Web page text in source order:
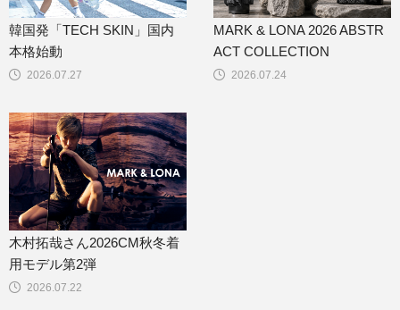
2026.07.27
韓国発「TECH SKIN」国内
本格始動
2026.07.24
MARK & LONA 2026 ABSTR
ACT COLLECTION
2026.07.22
木村拓哉さん2026CM秋冬着
用モデル第2弾